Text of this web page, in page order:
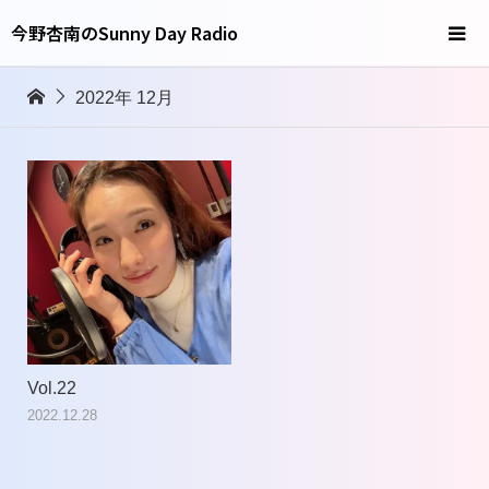
今野杏南のSunny Day Radio
2022年 12月
Vol.22
2022.12.28